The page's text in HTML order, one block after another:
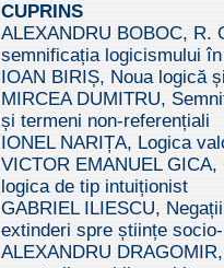
CUPRINS
ALEXANDRU BOBOC, R.
semnificația logicismului
IOAN BIRIȘ, Noua logică
MIRCEA DUMITRU,
și termeni non-referențiali
IONEL NARIȚA, Logica
VICTOR EMANUEL
logica de tip intuiționist
GABRIEL ILIESCU,
extinderi spre științe
ALEXANDRU